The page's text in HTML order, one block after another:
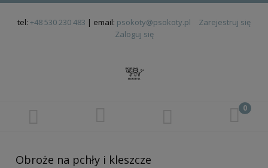
tel: +48 530 230 483 | email: psokoty@psokoty.pl
Zarejestruj się
Zaloguj się
Obroże na pchły i kleszcze